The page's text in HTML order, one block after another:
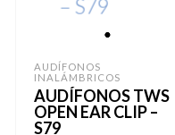
AUDÍFONOS
INALÁMBRICOS
AUDÍFONOS TWS
OPEN EAR CLIP –
S79